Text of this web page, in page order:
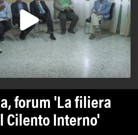
forum 'La filiera
Cilento Interno'